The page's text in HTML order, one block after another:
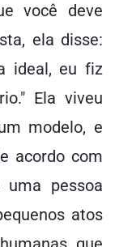
você deve
ela disse:
ideal, eu fiz
Ela viveu
modelo, e
acordo com
pessoa
atos